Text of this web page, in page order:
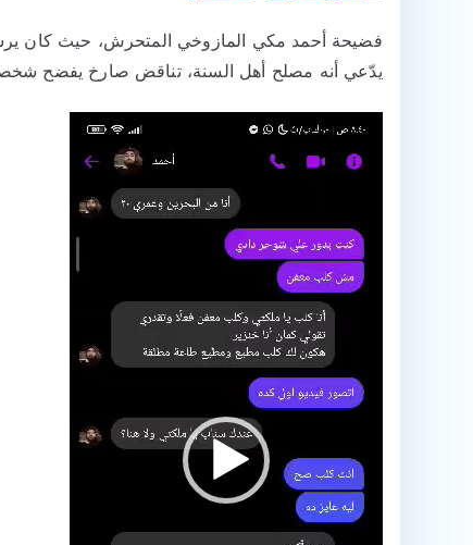
فضيحة أحمد مكي المازوخي المتحرش، حيث كان
يدّعي أنه مصلح أهل السنة، تناقض صارخ يفضح
مشغل
الفيديو